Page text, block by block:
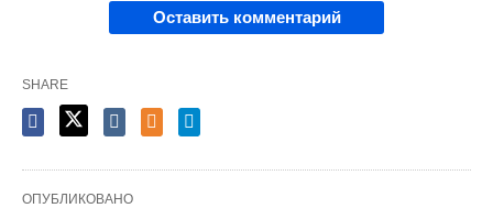
Оставить комментарий
SHARE
ОПУБЛИКОВАНО